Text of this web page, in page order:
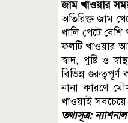
জাম খাওয়ার
অতিরিক্ত জাম
খালি পেটে
ফলটি খাওয়ার
স্বাদ, পুষ্টি ও
বিভিন্ন
নানা কারণে
খাওয়াই
তথ্যসূত্র: